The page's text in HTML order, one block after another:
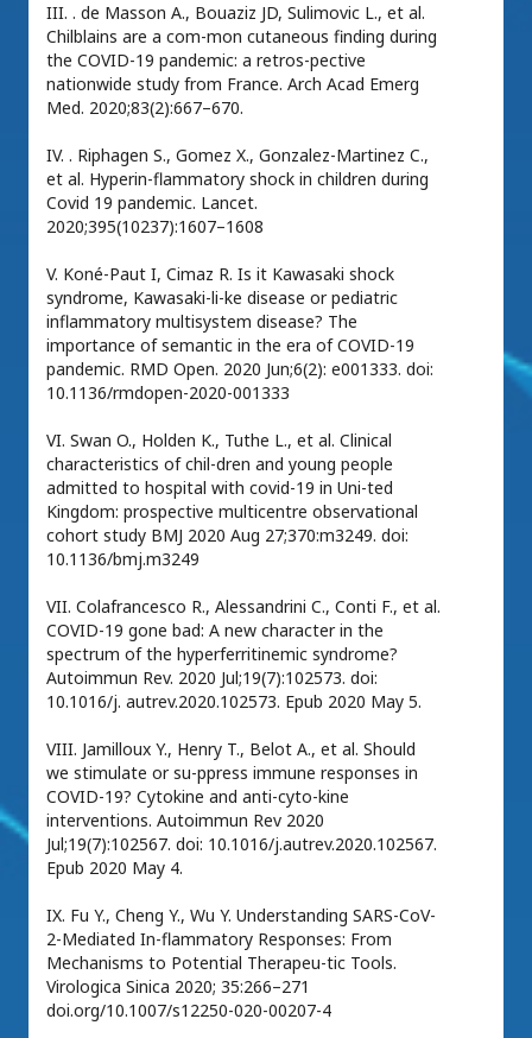
III. . de Masson A., Bouaziz JD, Sulimovic L., et al.
Chilblains are a com-mon cutaneous finding during
the COVID-19 pandemic: a retros-pective
nationwide study from France. Arch Acad Emerg
Med. 2020;83(2):667–670.
IV. . Riphagen S., Gomez X., Gonzalez-Martinez C.,
et al. Hyperin-flammatory shock in children during
Covid 19 pandemic. Lancet.
2020;395(10237):1607–1608
V. Koné-Paut I, Cimaz R. Is it Kawasaki shock
syndrome, Kawasaki-li-ke disease or pediatric
inflammatory multisystem disease? The
importance of semantic in the era of COVID-19
pandemic. RMD Open. 2020 Jun;6(2): e001333. doi:
10.1136/rmdopen-2020-001333
VI. Swan O., Holden K., Tuthe L., et al. Clinical
characteristics of chil-dren and young people
admitted to hospital with covid-19 in Uni-ted
Kingdom: prospective multicentre observational
cohort study BMJ 2020 Aug 27;370:m3249. doi:
10.1136/bmj.m3249
VII. Colafrancesco R., Alessandrini C., Conti F., et al.
COVID-19 gone bad: A new character in the
spectrum of the hyperferritinemic syndrome?
Autoimmun Rev. 2020 Jul;19(7):102573. doi:
10.1016/j. autrev.2020.102573. Epub 2020 May 5.
VIII. Jamilloux Y., Henry T., Belot A., et al. Should
we stimulate or su-ppress immune responses in
COVID-19? Cytokine and anti-cyto-kine
interventions. Autoimmun Rev 2020
Jul;19(7):102567. doi: 10.1016/j.autrev.2020.102567.
Epub 2020 May 4.
IX. Fu Y., Cheng Y., Wu Y. Understanding SARS-CoV-
2-Mediated In-flammatory Responses: From
Mechanisms to Potential Therapeu-tic Tools.
Virologica Sinica 2020; 35:266–271
doi.org/10.1007/s12250-020-00207-4